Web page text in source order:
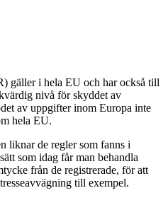
gäller i hela EU och har också till
nivå för skyddet av
av uppgifter inom Europa inte
hela EU.
liknar de regler som fanns i
som idag får man behandla
från de registrerade, för att
till exempel.